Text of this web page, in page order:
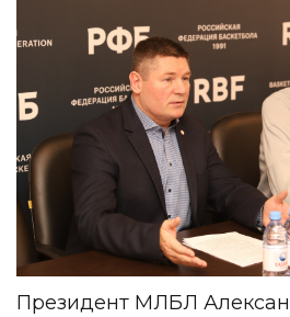
Президент МЛБЛ